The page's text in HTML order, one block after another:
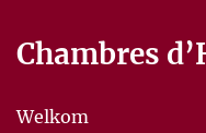
Chambres
Welkom